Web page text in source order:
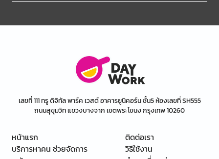
เลขที่ 111 ทรู ดิจิทัล พาร์ค เวสต์ อาคารยูนิคอร์น ชั้น5 ห้องเลขที่ SH555
ถนนสุขุมวิท แขวงบางจาก เขตพระโขนง กรุงเทพ 10260
หน้าแรก
บริการหาคน ช่วยจัดการ
ติดต่อเรา
วิธีใช้งาน